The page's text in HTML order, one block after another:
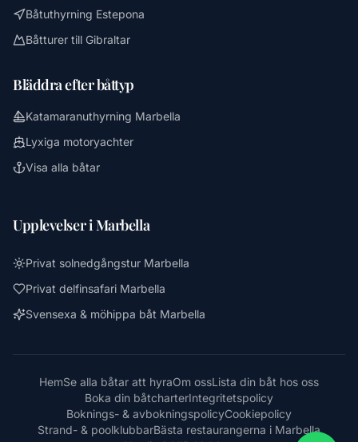
Båtuthyrning Estepona
Båtturer till Gibraltar
Bläddra efter båttyp
Katamaranuthyrning Marbella
Lyxiga motoryachter
Visa alla båtar
Upplevelser i Marbella
Privat solnedgångstur Marbella
Privat delfinsafari Marbella
Svensexa & möhippa båt Marbella
HemSe alla båtar att hyraOm ossLista din båt hos oss
Boka din båtcharterIntegritetspolicy
Boknings- & avbokningspolicyCookiepolicy
Strand- & poolklubbarBästa restaurangerna i Marbella